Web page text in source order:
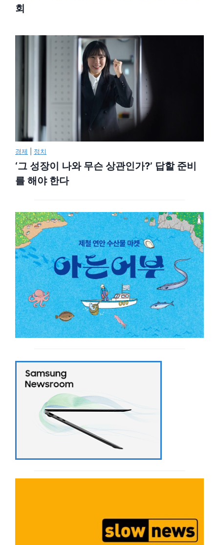
회
경제 정치
‘그 성장이 나와 무슨 상관인가?’ 답할 준비
를 해야 한다